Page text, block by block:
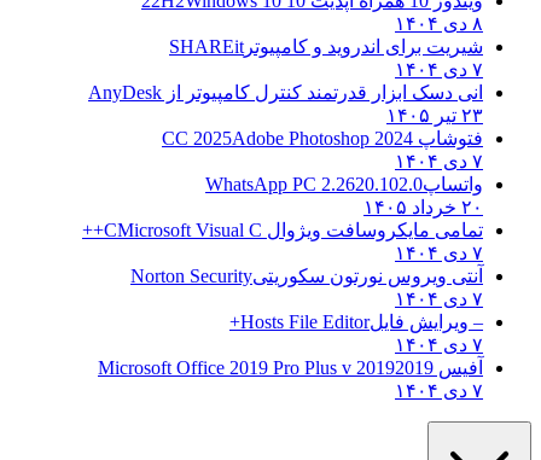
۸ دی ۱۴۰۴
شیریت برای اندروید و کامپیوتر SHAREit
۷ دی ۱۴۰۴
انی دسک ابزار قدرتمند کنترل کامپیوتر از AnyDesk
۲۳ تیر ۱۴۰۵
فتوشاپ CC 2025 Adobe Photoshop 2024
۷ دی ۱۴۰۴
واتساپWhatsApp PC 2.2620.102.0
۲۰ خرداد ۱۴۰۵
تمامی مایکروسافت ویژوال C Microsoft Visual C++
۷ دی ۱۴۰۴
آنتی ویروس نورتون سکوریتیNorton Security
۷ دی ۱۴۰۴
– ویرایش فایلHosts File Editor+
۷ دی ۱۴۰۴
آفیس 2019 2019 Microsoft Office 2019 Pro Plus v
۷ دی ۱۴۰۴